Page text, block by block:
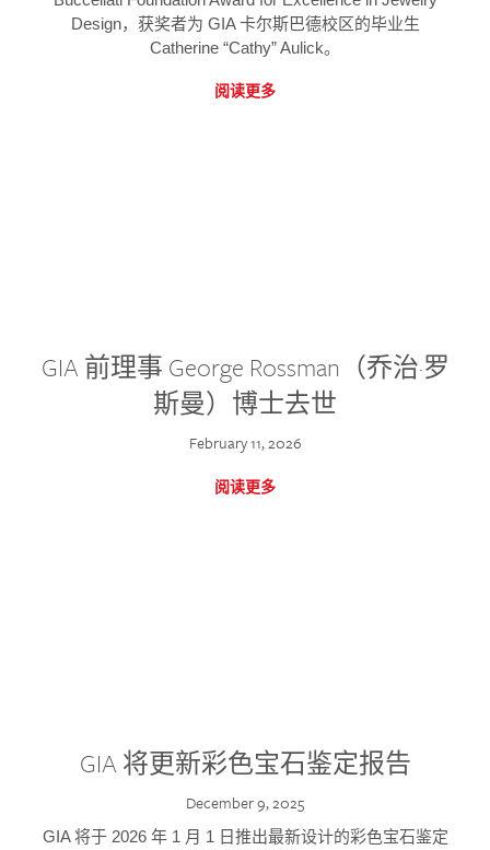
Design，获奖者为 GIA 卡尔斯巴德校区的毕业生
Catherine “Cathy” Aulick。
阅读更多
GIA 前理事 George Rossman（乔治·罗
斯曼）博士去世
February 11, 2026
阅读更多
GIA 将更新彩色宝石鉴定报告
December 9, 2025
GIA 将于 2026 年 1 月 1 日推出最新设计的彩色宝石鉴定